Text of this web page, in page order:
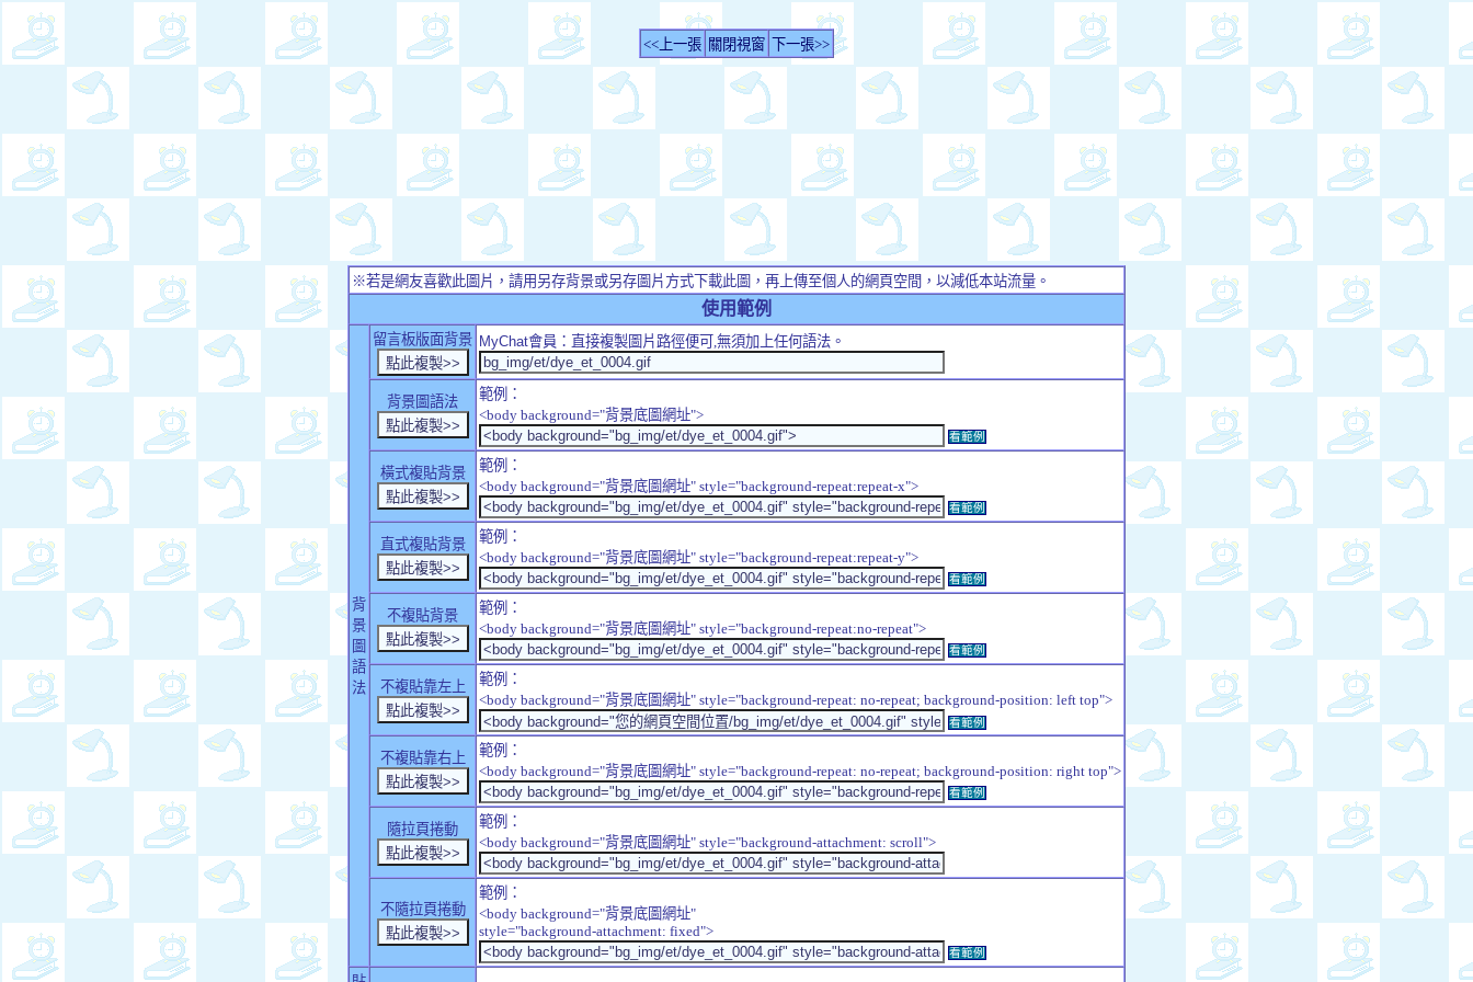
<<上一張 關閉視窗 下一張>>
※若是網友喜歡此圖片，請用另存背景或另存圖片方式下載此圖，再上傳至個人的網頁空間，以減低本站流量。
使用範例
背
景
圖
語
法
留言板版面背景 MyChat會員：直接複製圖片路徑便可,無須加上任何語法。
背景圖語法
範例：
<body background="背景底圖網址">
看範例
橫式複貼背景
範例：
<body background="背景底圖網址" style="background-repeat:repeat-x">
看範例
直式複貼背景
範例：
<body background="背景底圖網址" style="background-repeat:repeat-y">
看範例
不複貼背景
範例：
<body background="背景底圖網址" style="background-repeat:no-repeat">
看範例
不複貼靠左上
範例：
<body background="背景底圖網址" style="background-repeat: no-repeat; background-position: left top">
看範例
不複貼靠右上
範例：
<body background="背景底圖網址" style="background-repeat: no-repeat; background-position: right top">
看範例
隨拉頁捲動
範例：
<body background="背景底圖網址" style="background-attachment: scroll">
不隨拉頁捲動
範例：
<body background="背景底圖網址"
style="background-attachment: fixed">
看範例